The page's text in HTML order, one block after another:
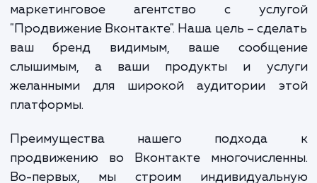
отсутствию интерактивности с
подписчиками и недостаточной конверсии.
Здесь на помощь приходит
маркетинговое агентство с
"Продвижение Вконтакте". Наша цель –
ваш бренд видимым, ваше
слышимым, а ваши продукты и
желанными для широкой аудитории